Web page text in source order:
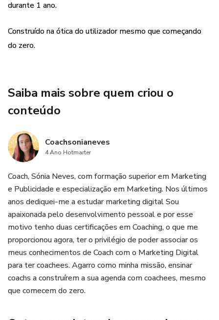
vídeo, Infoprodutos e sua criação, funcionamento das
leads
6 - Módulo Email Marketing e Relacionamento
Uma vez por semana, aula ao vivo durante 6 semanas, que
fica gravada para assistires sempre que necessário.
Bónus Especiais:
Acesso a uma Comunidade Whatsapp, um Peer Group com
os mesmos interesses de partilha e crescimento, com um
valor incalculável.
Ebook Gatilhos Mentais a mais poderosa ferramenta de
conversão.
Templates de cor e letras pronto a usar
durante 1 ano.
Construído na ótica do utilizador mesmo que começando
do zero.
Saiba mais sobre quem criou o
conteúdo
Coachsonianeves
4 Ano Hotmarter
Coach, Sónia Neves, com formação superior em Marketing
e Publicidade e especialização em Marketing. Nos últimos
anos dediquei-me a estudar marketing digital Sou
apaixonada pelo desenvolvimento pessoal e por esse
motivo tenho duas certificações em Coaching, o que me
proporcionou agora, ter o privilégio de poder associar os
meus conhecimentos de Coach com o Marketing Digital
para ter coachees. Agarro como minha missão, ensinar
coachs a construírem a sua agenda com coachees, mesmo
que comecem do zero.